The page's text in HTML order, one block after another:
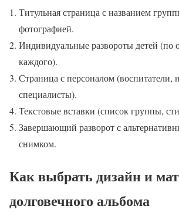
Титульная страница с названием
фотографией.
Индивидуальные развороты детей (по
каждого).
Страница с персоналом (воспитатели,
специалисты).
Текстовые вставки (список группы,
Завершающий разворот с
снимком.
Как выбрать дизайн и
долговечного альбома